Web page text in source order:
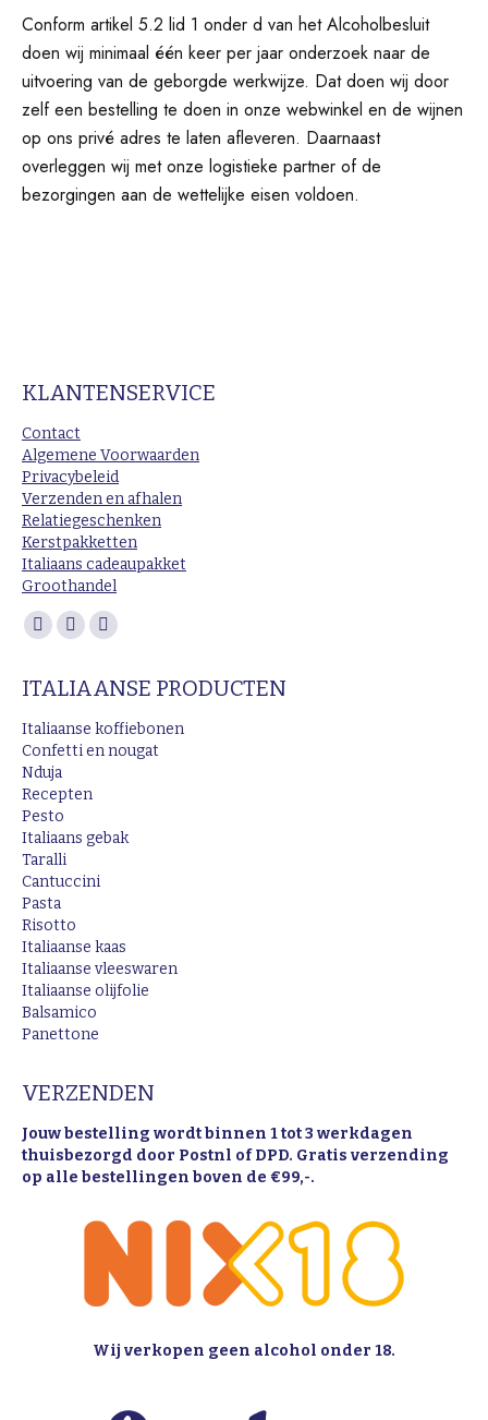
Conform artikel 5.2 lid 1 onder d van het Alcoholbesluit
doen wij minimaal één keer per jaar onderzoek naar de
uitvoering van de geborgde werkwijze. Dat doen wij door
zelf een bestelling te doen in onze webwinkel en de wijnen
op ons privé adres te laten afleveren. Daarnaast
overleggen wij met onze logistieke partner of de
bezorgingen aan de wettelijke eisen voldoen.
KLANTENSERVICE
Contact
Algemene Voorwaarden
Privacybeleid
Verzenden en afhalen
Relatiegeschenken
Kerstpakketten
Italiaans cadeaupakket
Groothandel
Vind ons op:
Facebook
opens
in
new
window
Instagram
opens
in
new
Mail
opens
in
new
ITALIAANSE PRODUCTEN
Italiaanse koffiebonen
Confetti en nougat
Nduja
Recepten
Pesto
Italiaans gebak
Taralli
Cantuccini
Pasta
Risotto
Italiaanse kaas
Italiaanse vleeswaren
Italiaanse olijfolie
Balsamico
Panettone
VERZENDEN
Jouw bestelling wordt binnen 1 tot 3 werkdagen
thuisbezorgd door Postnl of DPD. Gratis verzending
op alle bestellingen boven de €99,-.
Wij verkopen geen alcohol onder 18.